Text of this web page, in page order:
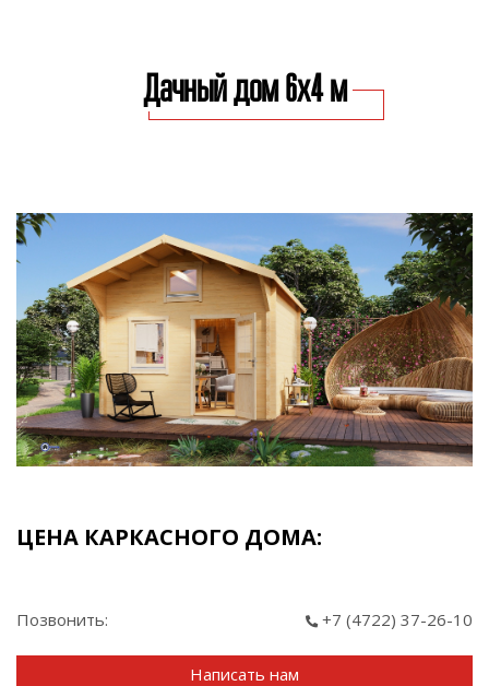
Дачный дом 6х4 м
ЦЕНА КАРКАСНОГО ДОМА:
Позвонить: +7 (4722) 37-26-10
Написать нам